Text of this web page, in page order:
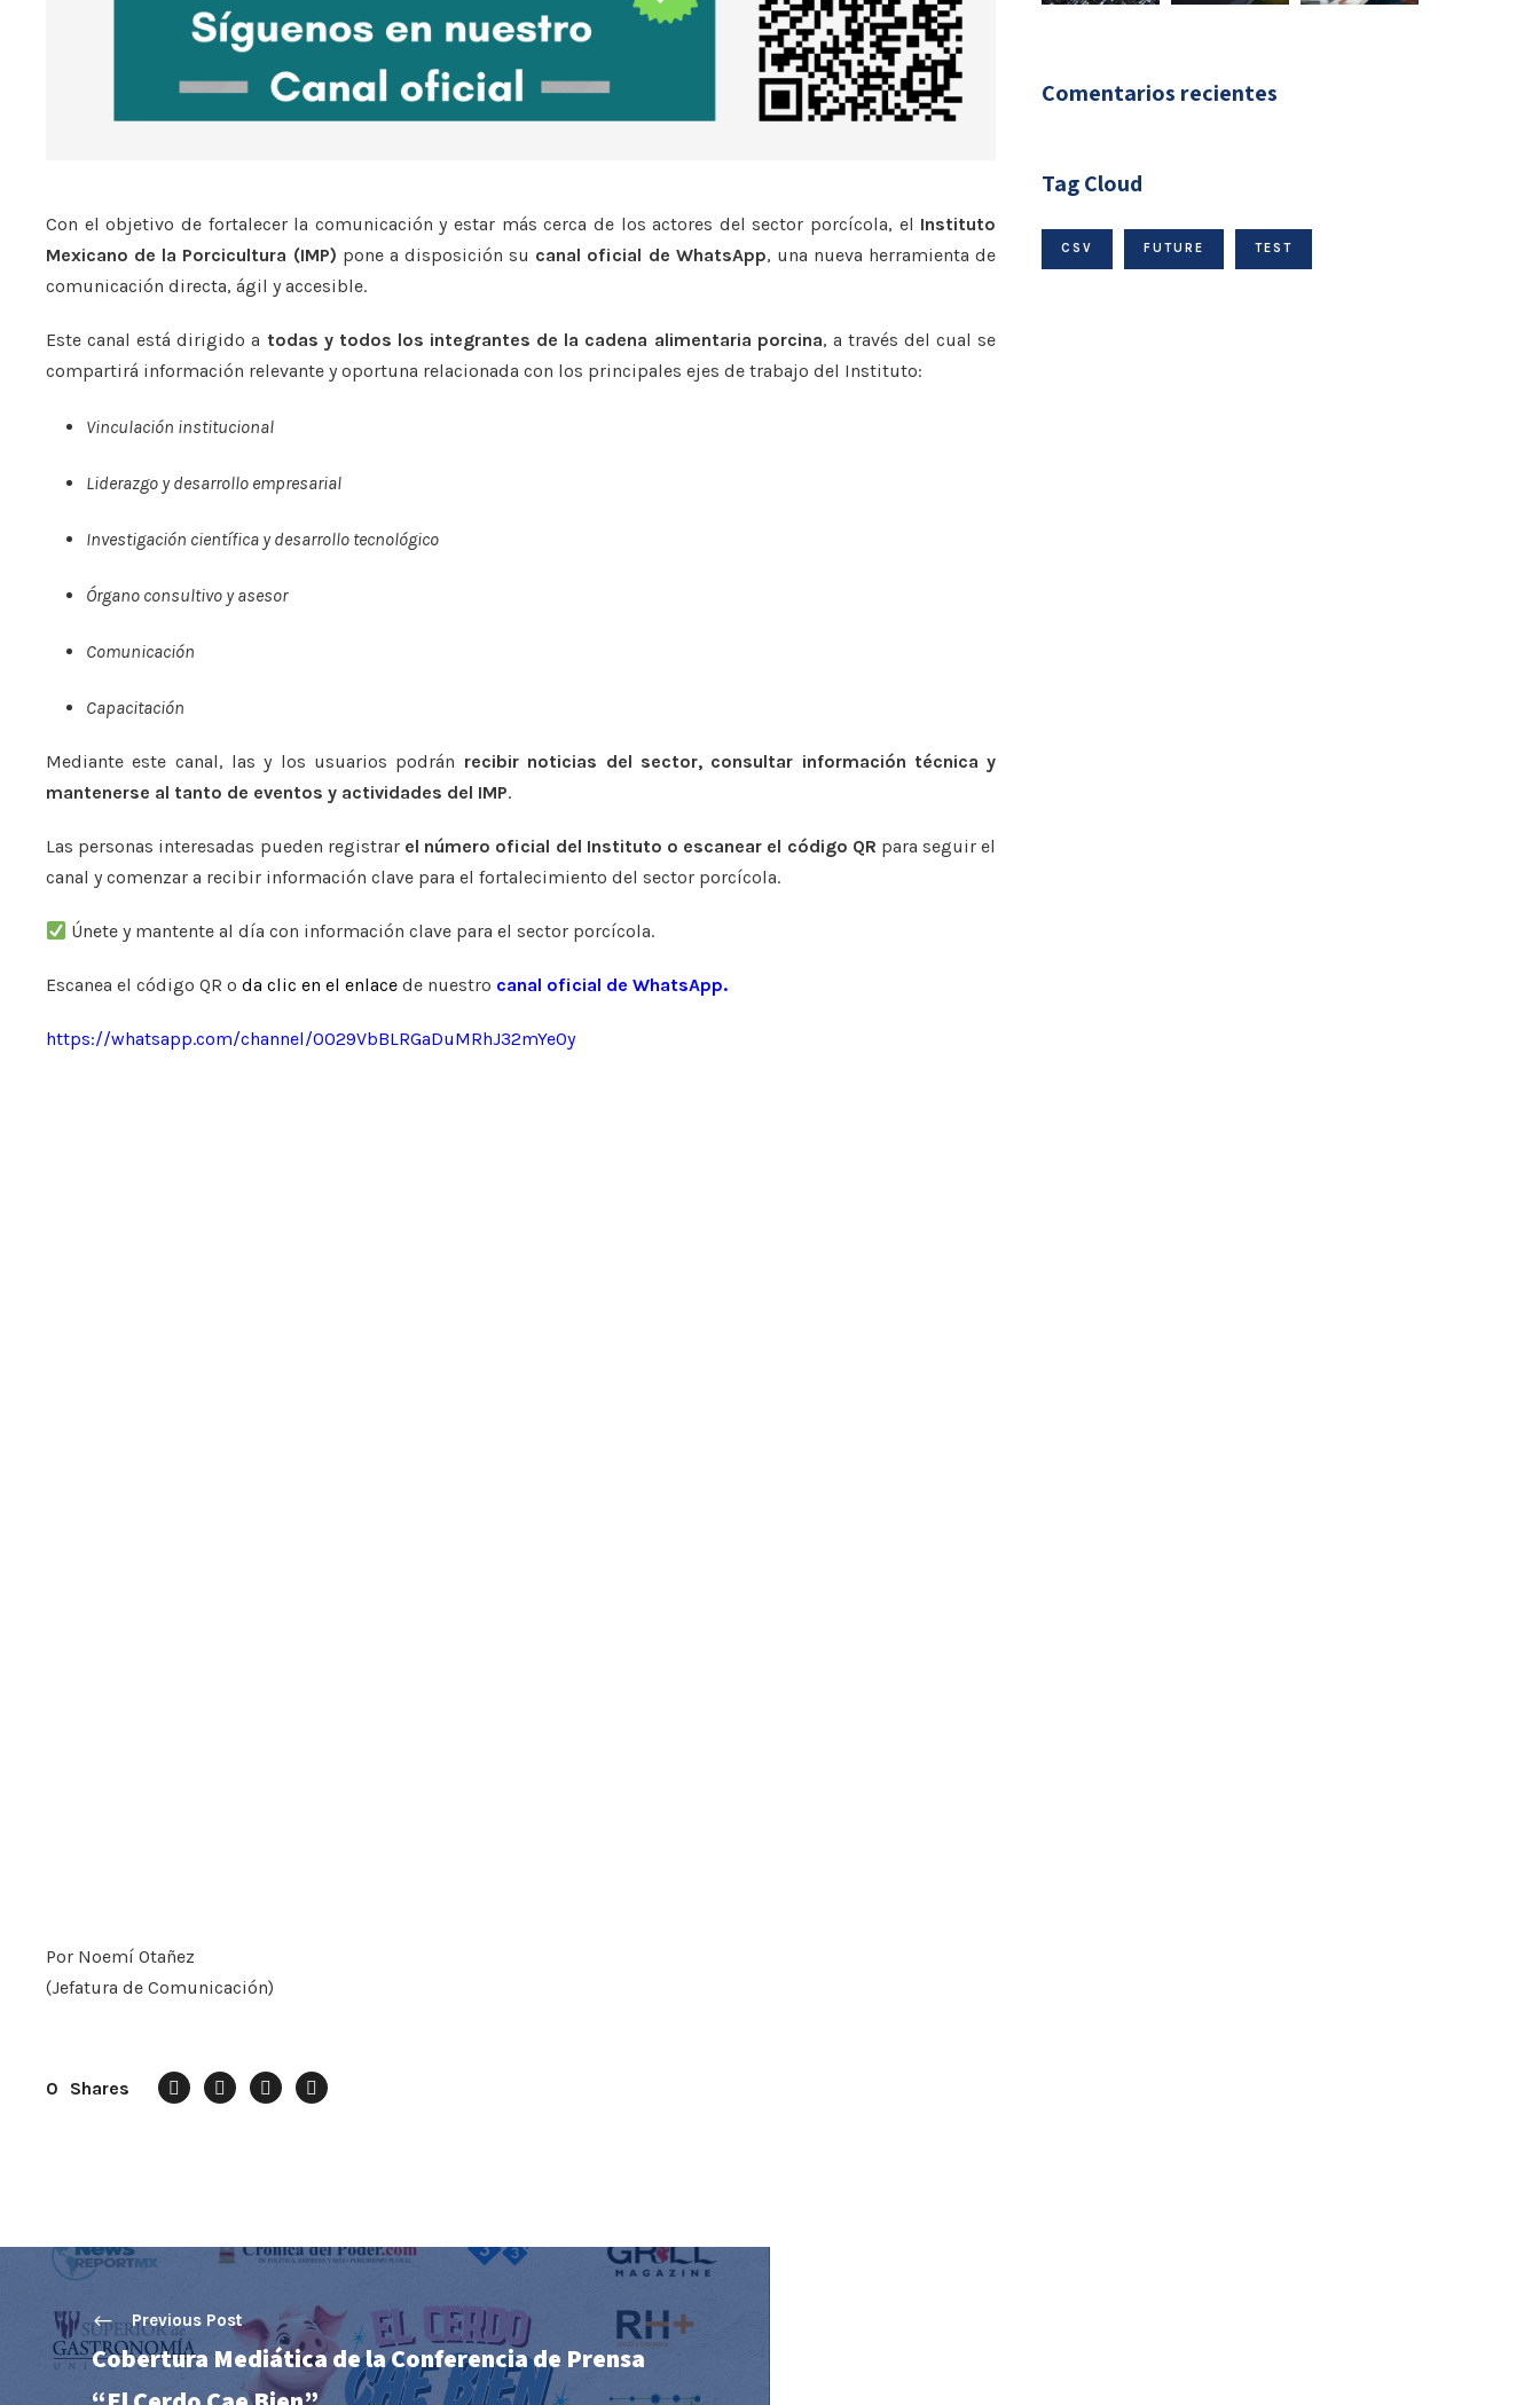
Con el objetivo de fortalecer la comunicación y estar más cerca de los actores del sector porcícola, el Instituto
Mexicano de la Porcicultura (IMP) pone a disposición su canal oficial de WhatsApp, una nueva herramienta de
comunicación directa, ágil y accesible.
Este canal está dirigido a todas y todos los integrantes de la cadena alimentaria porcina, a través del cual se
compartirá información relevante y oportuna relacionada con los principales ejes de trabajo del Instituto:
Vinculación institucional
Liderazgo y desarrollo empresarial
Investigación científica y desarrollo tecnológico
Órgano consultivo y asesor
Comunicación
Capacitación
Mediante este canal, las y los usuarios podrán recibir noticias del sector, consultar información técnica y
mantenerse al tanto de eventos y actividades del IMP.
Las personas interesadas pueden registrarel número oficial del Instituto o escanear el código QR para seguir el
canal y comenzar a recibir información clave para el fortalecimiento del sector porcícola.
Únete y mantente al día con información clave para el sector porcícola.
Escanea el código QR o da clic en el enlace de nuestro canal oficial de WhatsApp.
https://whatsapp.com/channel/0029VbBLRGaDuMRhJ32mYe0y
Por Noemí Otañez
(Jefatura de Comunicación)
0 Shares
Comentarios recientes
Tag Cloud
CSV FUTURE TEST
Previous Post
Cobertura Mediática de la Conferencia de Prensa